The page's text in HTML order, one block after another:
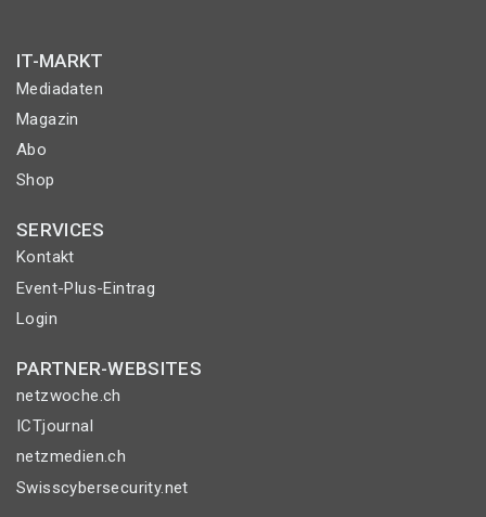
IT-MARKT
Mediadaten
Magazin
Abo
Shop
SERVICES
Kontakt
Event-Plus-Eintrag
Login
PARTNER-WEBSITES
netzwoche.ch
ICTjournal
netzmedien.ch
Swisscybersecurity.net